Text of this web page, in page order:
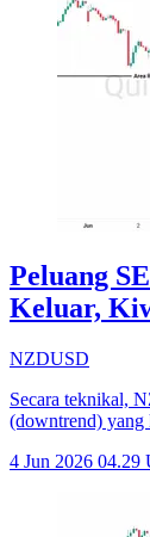
Peluang
Keluar,
NZDUSD
Secara teknikal,
(downtrend) yang
4 Jun 2026 04.29